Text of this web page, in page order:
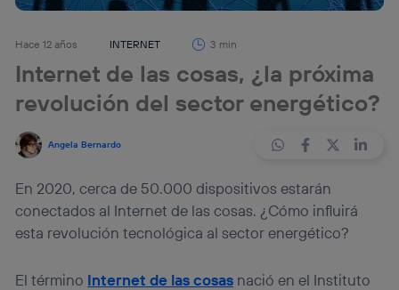
Hace 12 años INTERNET 3 min
Internet de las cosas, ¿la próxima
revolución del sector energético?
Angela Bernardo
En 2020, cerca de 50.000 dispositivos estarán
conectados al Internet de las cosas. ¿Cómo influirá
esta revolución tecnológica al sector energético?
El término Internet de las cosas nació en el Instituto